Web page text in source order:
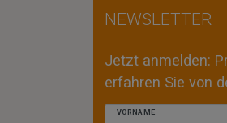
NEWSLETTER
Jetzt anmelden:
erfahren Sie von
VORNAME